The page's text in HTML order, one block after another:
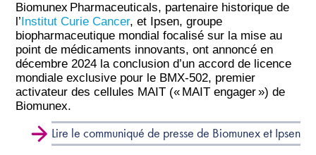
Biomunex Pharmaceuticals, partenaire historique de
l’Institut Curie Cancer, et Ipsen, groupe
biopharmaceutique mondial focalisé sur la mise au
point de médicaments innovants, ont annoncé en
décembre 2024 la conclusion d’un accord de licence
mondiale exclusive pour le BMX-502, premier
activateur des cellules MAIT (« MAIT engager ») de
Biomunex.
Lire le communiqué de presse de Biomunex et Ipsen